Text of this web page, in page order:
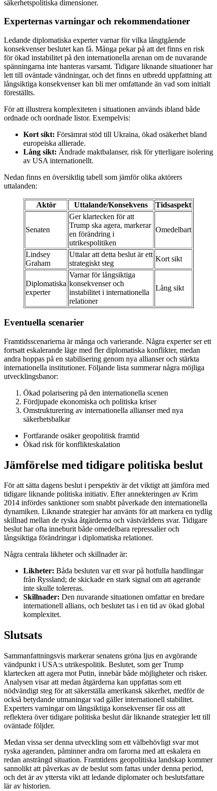
säkerhetspolitiska dimensioner.
Experternas varningar och rekommendationer
Ledande diplomatiska experter varnar för vilka långtgående
konsekvenser beslutet kan få. Många pekar på att det finns en risk
för ökad instabilitet på den internationella arenan om de nuvarande
spänningarna inte hanteras varsamt. Tidigare liknande situationer har
lett till oväntade vändningar, och det finns en utbredd uppfattning att
långsiktiga konsekvenser kan bli mer omfattande än vad som initialt
föreställts.
För att illustrera komplexiteten i situationen används ibland både
ordnade och oordnade listor. Exempelvis:
Kort sikt: Försämrat stöd till Ukraina, ökad osäkerhet bland
europeiska allierade.
Lång sikt: Ändrade maktbalanser, risk för ytterligare isolering
av USA internationellt.
Nedan finns en översiktlig tabell som jämför olika aktörers
uttalanden:
Aktör Uttalande/Konsekvens Tidsaspekt
Senaten
Ger klartecken för att
Trump ska agera, markerar
en förändring i
utrikespolitiken
Omedelbart
Lindsey
Graham
Uttalar att detta beslut är ett
strategiskt steg
Kort sikt
Diplomatiska
experter
Varnar för långsiktiga
konsekvenser och
instabilitet i internationella
relationer
Lång sikt
Eventuella scenarier
Framtidsscenarierna är många och varierande. Några experter ser ett
fortsatt eskalerande läge med fler diplomatiska konflikter, medan
andra hoppas på en stabilisering genom nya allianser och stärkta
internationella institutioner. Följande lista summerar några möjliga
utvecklingsbanor:
Ökad polarisering på den internationella scenen
Fördjupade ekonomiska och politiska kriser
Omstrukturering av internationella allianser med nya
säkerhetsbalkar
Fortfarande osäker geopolitisk framtid
Ökad risk för konflikteskalation
Jämförelse med tidigare politiska beslut
För att sätta dagens beslut i perspektiv är det viktigt att jämföra med
tidigare liknande politiska initiativ. Efter annekteringen av Krim
2014 infördes sanktioner som snabbt påverkade den internationella
dynamiken. Liknande strategier har använts för att markera en tydlig
skillnad mellan de ryska åtgärderna och västvärldens svar. Tidigare
beslut har ofta inneburit både omedelbara repressalier och
långsiktiga förändringar i diplomatiska relationer.
Några centrala likheter och skillnader är:
Likheter: Båda besluten var ett svar på hotfulla handlingar
från Ryssland; de skickade en stark signal om att agerande
inte skulle tolereras.
Skillnader: Den nuvarande situationen omfattar en bredare
internationell allians, och beslutet tas i en tid av ökad global
komplexitet.
Slutsats
Sammanfattningsvis markerar senatens gröna ljus en avgörande
vändpunkt i USA:s utrikespolitik. Beslutet, som ger Trump
klartecken att agera mot Putin, innebär både möjligheter och risker.
Analysen visar att medan åtgärderna kan uppfattas som ett
nödvändigt steg för att säkerställa amerikansk säkerhet, medför de
också betydande utmaningar vad gäller internationell stabilitet.
Experters varningar om långsiktiga konsekvenser får oss att
reflektera över tidigare politiska beslut där liknande strategier lett till
oväntade följder.
Medan vissa ser denna utveckling som ett välbehövligt svar mot
ryska ageranden, påminner andra om farorna med att eskalera en
redan ansträngd situation. Framtidens geopolitiska landskap kommer
sannolikt att påverkas av de beslut som fattas under denna period,
och det är av yttersta vikt att ledande diplomater och beslutsfattare
lär av historien.